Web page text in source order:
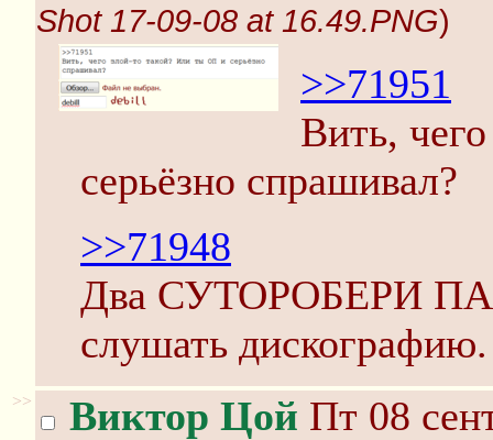
Shot 17-09-08 at 16.49.PNG)
>>71951
Вить,
серьёзно спрашивал?
>>71948
Два СУТОРОБЕРИ
слушать дискографию.
>> Виктор Цой Пт 08